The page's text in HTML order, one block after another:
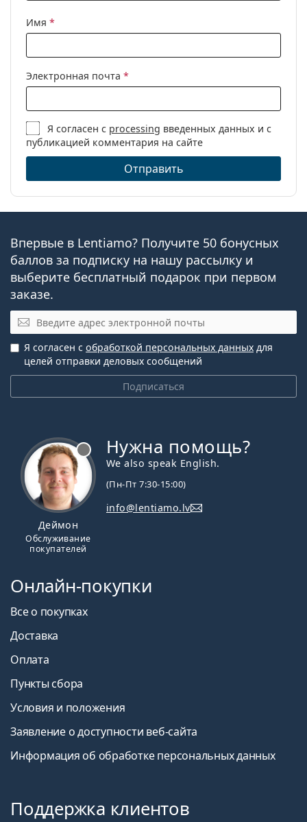
Имя *
Электронная почта *
Я согласен с processing введенных данных и с
публикацией комментария на сайте
Отправить
Впервые в Lentiamo? Получите 50 бонусных
баллов за подписку на нашу рассылку и
выберите бесплатный подарок при первом
заказе.
Эл. почта
Подписаться
Я согласен с обработкой персональных данных для
целей отправки деловых сообщений
Деймон
Обслуживание
покупателей
Нужна помощь?
We also speak English.
(Пн-Пт 7:30-15:00)
info@lentiamo.lv
Онлайн-покупки
Все о покупках
Доставка
Оплата
Пункты сбора
Условия и положения
Заявление о доступности веб-сайта
Информация об обработке персональных данных
Поддержка клиентов